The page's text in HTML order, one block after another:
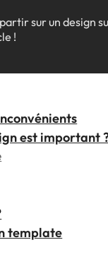
sur un design
!
est important
template